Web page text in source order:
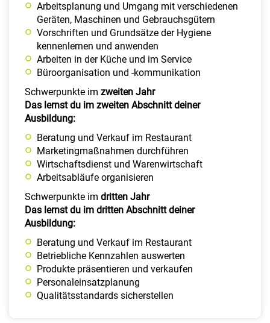
Arbeitsplanung und Umgang mit verschiedenen
Geräten, Maschinen und Gebrauchsgütern
Vorschriften und Grundsätze der Hygiene
kennenlernen und anwenden
Arbeiten in der Küche und im Service
Büroorganisation und -kommunikation
Schwerpunkte im zweiten Jahr
Das lernst du im zweiten Abschnitt deiner
Ausbildung:
Beratung und Verkauf im Restaurant
Marketingmaßnahmen durchführen
Wirtschaftsdienst und Warenwirtschaft
Arbeitsabläufe organisieren
Schwerpunkte im dritten Jahr
Das lernst du im dritten Abschnitt deiner
Ausbildung:
Beratung und Verkauf im Restaurant
Betriebliche Kennzahlen auswerten
Produkte präsentieren und verkaufen
Personaleinsatzplanung
Qualitätsstandards sicherstellen